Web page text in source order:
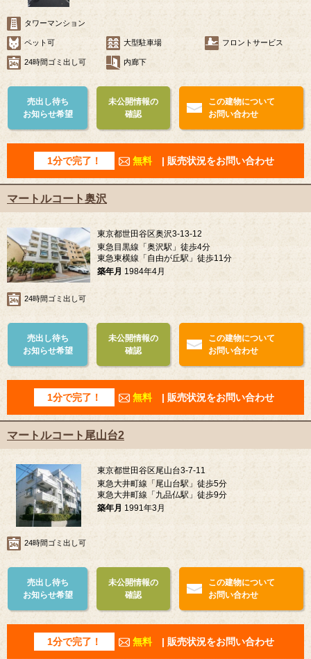
タワーマンション
ペット可 大型駐車場 フロントサービス
24時間ゴミ出し可 内廊下
売出し待ち
お知らせ希望
未公開情報の
確認
この建物について
お問い合わせ
1分で完了！ 無料 | 販売状況をお問い合わせ
マートルコート奥沢
東京都世田谷区奥沢3-13-12
東急目黒線「奥沢駅」徒歩4分
東急東横線「自由が丘駅」徒歩11分
築年月 1984年4月
24時間ゴミ出し可
売出し待ち
お知らせ希望
未公開情報の
確認
この建物について
お問い合わせ
1分で完了！ 無料 | 販売状況をお問い合わせ
マートルコート尾山台2
東京都世田谷区尾山台3-7-11
東急大井町線「尾山台駅」徒歩5分
東急大井町線「九品仏駅」徒歩9分
築年月 1991年3月
24時間ゴミ出し可
売出し待ち
お知らせ希望
未公開情報の
確認
この建物について
お問い合わせ
1分で完了！ 無料 | 販売状況をお問い合わせ